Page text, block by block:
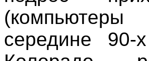
середине